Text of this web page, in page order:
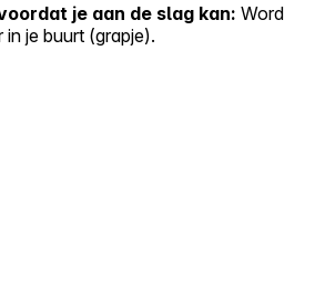
je aan de slag kan: Word
je buurt (grapje).